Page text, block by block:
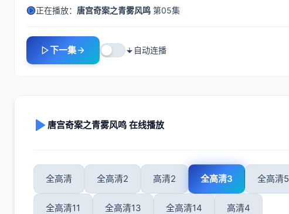
正在播放： 唐宫奇案之青雾风鸣 第05集
下一集 自动连播
唐宫奇案之青雾风鸣 在线播放
全高清 全高清2 高清2 全高清3 全高清5
全高清11 全高清13 全高清14 高清4